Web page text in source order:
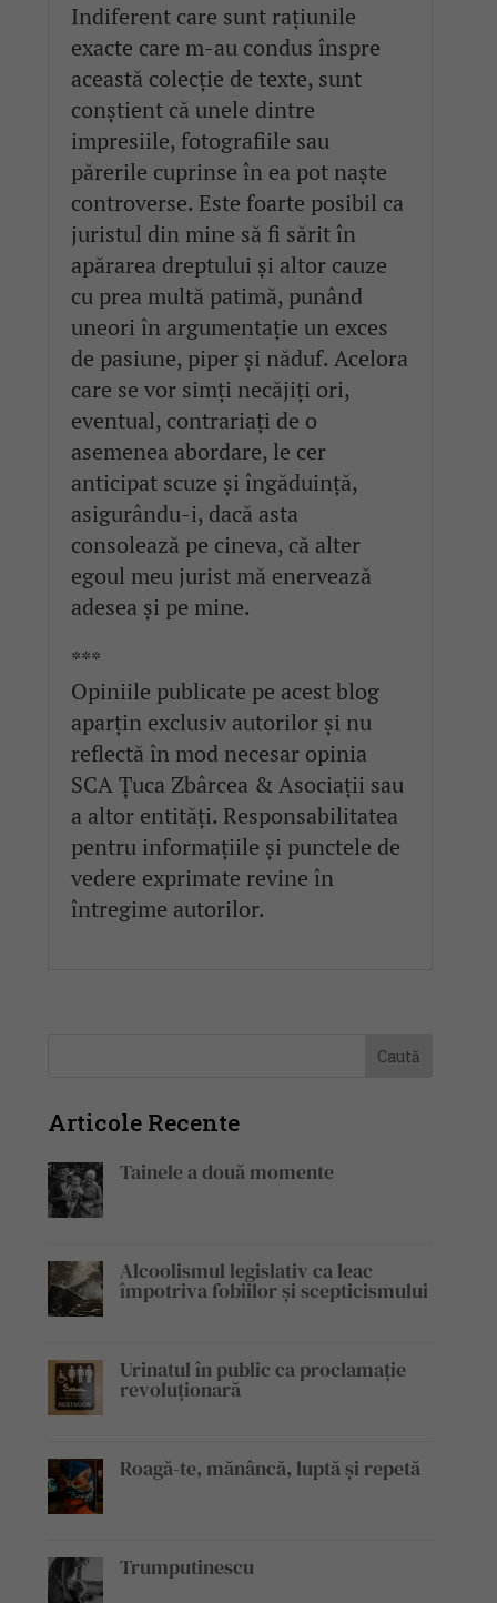
Indiferent care sunt rațiunile
exacte care m-au condus înspre
această colecție de texte, sunt
conștient că unele dintre
impresiile, fotografiile sau
părerile cuprinse în ea pot naște
controverse. Este foarte posibil ca
juristul din mine să fi sărit în
apărarea dreptului și altor cauze
cu prea multă patimă, punând
uneori în argumentație un exces
de pasiune, piper și năduf. Acelora
care se vor simți necăjiți ori,
eventual, contrariați de o
asemenea abordare, le cer
anticipat scuze și îngăduință,
asigurându-i, dacă asta
consolează pe cineva, că alter
egoul meu jurist mă enervează
adesea și pe mine.
***
Opiniile publicate pe acest blog
aparțin exclusiv autorilor și nu
reflectă în mod necesar opinia
SCA Țuca Zbârcea & Asociații sau
a altor entități. Responsabilitatea
pentru informațiile și punctele de
vedere exprimate revine în
întregime autorilor.
Articole Recente
Tainele a două momente
Alcoolismul legislativ ca leac
împotriva fobiilor și scepticismului
Urinatul în public ca proclamație
revoluționară
Roagă-te, mănâncă, luptă și repetă
Trumputinescu